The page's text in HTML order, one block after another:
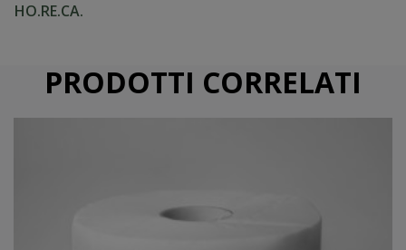
HO.RE.CA.
PRODOTTI CORRELATI